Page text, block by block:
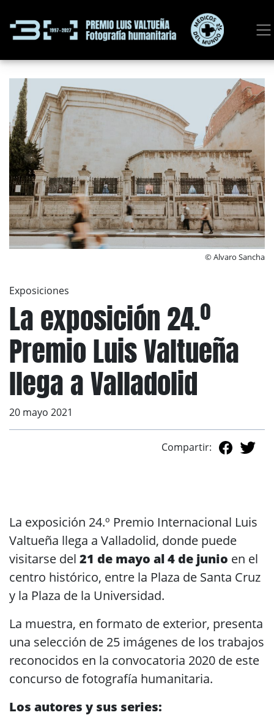
© Alvaro Sancha
Exposiciones
La exposición 24.º
Premio Luis Valtueña
llega a Valladolid
20 mayo 2021
Compartir:
La exposición 24.º Premio Internacional Luis
Valtueña llega a Valladolid, donde puede
visitarse del 21 de mayo al 4 de junio en el
centro histórico, entre la Plaza de Santa Cruz
y la Plaza de la Universidad.
La muestra, en formato de exterior, presenta
una selección de 25 imágenes de los trabajos
reconocidos en la convocatoria 2020 de este
concurso de fotografía humanitaria.
Los autores y sus series: